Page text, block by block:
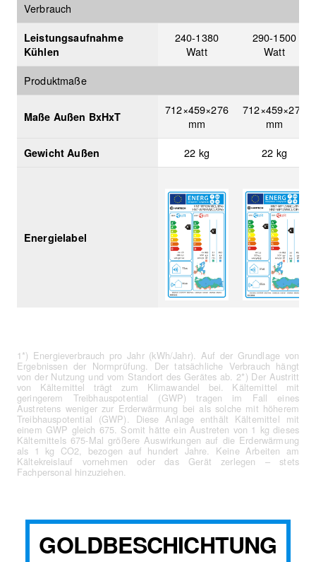
Verbrauch
Leistungsaufnahme
Kühlen
240-1380
Watt
290-1500
Watt
Produktmaße
Maße Außen BxHxT
712×459×276
mm
712×459×276
mm
Gewicht Außen 22 kg 22 kg
Energielabel
1*) Energieverbrauch pro Jahr (kWh/Jahr). Auf der Grundlage von
Ergebnissen der Normprüfung. Der tatsächliche Verbrauch hängt
von der Nutzung und vom Standort des Gerätes ab. 2*) Der Austritt
von Kältemittel trägt zum Klimawandel bei. Kältemittel mit
geringerem Treibhauspotential (GWP) tragen im Fall eines
Austretens weniger zur Erderwärmung bei als solche mit höherem
Treibhauspotential (GWP). Diese Anlage enthält Kältemittel mit
einem GWP gleich 675. Somit hätte ein Austreten von 1 kg dieses
Kältemittels 675-Mal größere Auswirkungen auf die Erderwärmung
als 1 kg CO2, bezogen auf hundert Jahre. Keine Arbeiten am
Kältekreislauf vornehmen oder das Gerät zerlegen – stets
Fachpersonal hinzuziehen.
GOLDBESCHICHTUNG